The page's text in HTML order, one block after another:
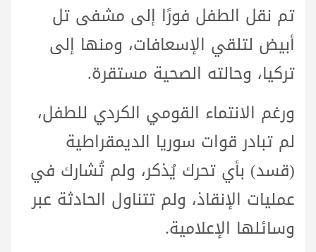
تم نقل الطفل فورًا إلى مشفى تل
أبيض لتلقي الإسعافات، ومنها إلى
تركيا، وحالته الصحية مستقرة.
ورغم الانتماء القومي الكردي للطفل،
لم تبادر قوات سوريا الديمقراطية
(قسد) بأي تحرك يُذكر، ولم تُشارك في
عمليات الإنقاذ، ولم تتناول الحادثة عبر
وسائلها الإعلامية.